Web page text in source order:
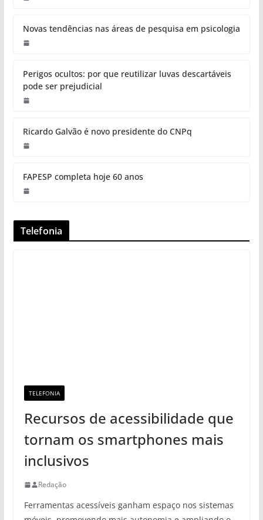
Novas tendências nas áreas de pesquisa em psicologia
Perigos ocultos: por que reutilizar luvas descartáveis
pode ser prejudicial
Ricardo Galvão é novo presidente do CNPq
FAPESP completa hoje 60 anos
Telefonia
TELEFONIA
Recursos de acessibilidade que
tornam os smartphones mais
inclusivos
Redação
Ferramentas acessíveis ganham espaço nos sistemas